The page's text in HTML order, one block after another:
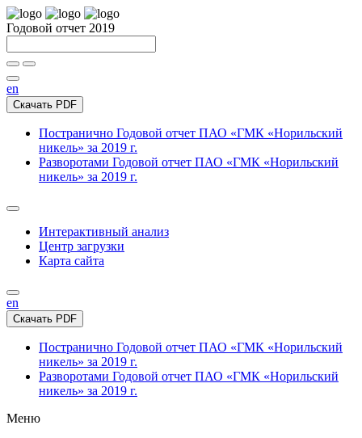
Годовой отчет 2019
en
Скачать PDF
Постранично Годовой отчет ПАО «ГМК «Норильский
никель» за 2019 г.
Разворотами Годовой отчет ПАО «ГМК «Норильский
никель» за 2019 г.
Интерактивный анализ
Центр загрузки
Карта сайта
en
Скачать PDF
Постранично Годовой отчет ПАО «ГМК «Норильский
никель» за 2019 г.
Разворотами Годовой отчет ПАО «ГМК «Норильский
никель» за 2019 г.
Меню